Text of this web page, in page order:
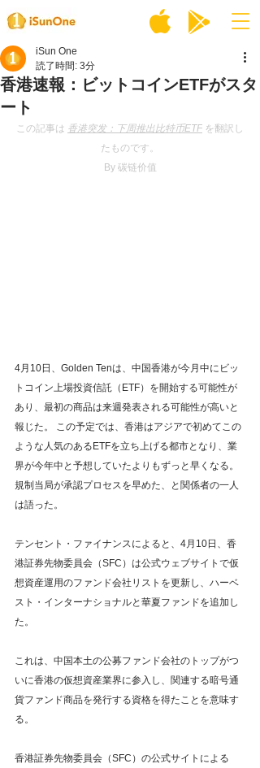
香港速報：ビットコインETFがスタ
ート
iSun One
読了時間: 3分
この記事は 香港突发：下周推出比特币ETF を翻訳し
たものです。
By 碳链价值
4月10日、Golden Tenは、中国香港が今月中にビッ
トコイン上場投資信託（ETF）を開始する可能性が
あり、最初の商品は来週発表される可能性が高いと
報じた。 この予定では、香港はアジアで初めてこの
ような人気のあるETFを立ち上げる都市となり、業
界が今年中と予想していたよりもずっと早くなる。
規制当局が承認プロセスを早めた、と関係者の一人
は語った。
テンセント・ファイナンスによると、4月10日、香
港証券先物委員会（SFC）は公式ウェブサイトで仮
想資産運用のファンド会社リストを更新し、ハーベ
スト・インターナショナルと華夏ファンドを追加し
た。
これは、中国本土の公募ファンド会社のトップがつ
いに香港の仮想資産業界に参入し、関連する暗号通
貨ファンド商品を発行する資格を得たことを意味す
る。
香港証券先物委員会（SFC）の公式サイトによる